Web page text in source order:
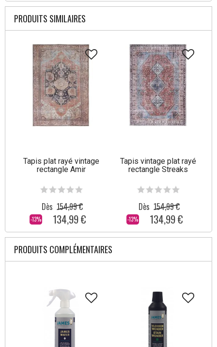
PRODUITS SIMILAIRES
Tapis plat rayé vintage
rectangle Amir
-13%
Dès 154,99 €
134,99 €
Tapis vintage plat rayé
rectangle Streaks
-13%
Dès 154,99 €
134,99 €
PRODUITS COMPLÉMENTAIRES